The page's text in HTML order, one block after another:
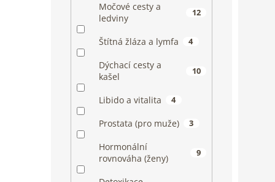
Močové cesty a
ledviny
12
Štítná žláza a lymfa 4
Dýchací cesty a
kašel
10
Libido a vitalita 4
Prostata (pro muže) 3
Hormonální
rovnováha (ženy)
9